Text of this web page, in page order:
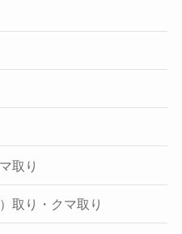
取り
取り・クマ取り